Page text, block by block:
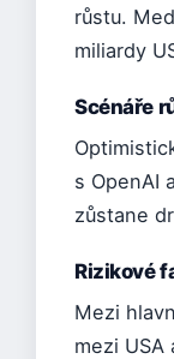
růstu.
miliardy
Scénáře
s OpenAI
zůstane
Rizikové
Mezi
mezi